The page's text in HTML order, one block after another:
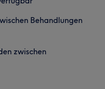
Behandlungen
zwischen